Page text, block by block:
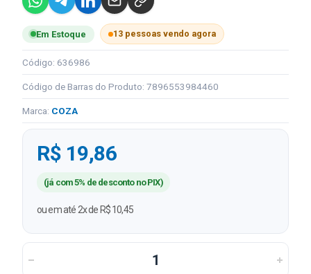
Em Estoque 13 pessoas vendo agora
Código: 636986
Código de Barras do Produto: 7896553984460
Marca: COZA
R$ 19,86
(já com 5% de desconto no PIX)
ou em até 2x de R$ 10,45